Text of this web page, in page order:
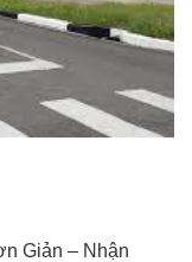
Giản – Nhận